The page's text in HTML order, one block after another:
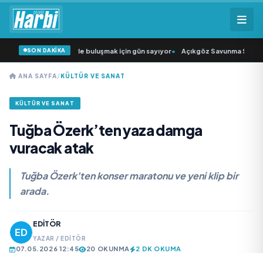
SON DAKİKA
Şarkıcısı” seyircisiyle buluşmak için gün sayıyor• Açıkgöz Savunma Sanayi
ANA SAYFA/KÜLTÜR VE SANAT
KÜLTÜR VE SANAT
Tuğba Özerk’ten yaza damga
vuracak atak
Tuğba Özerk'ten konser maratonu ve yeni klip bir
arada.
EDITÖR
YAZAR / EDITÖR
07.05.2026 12:45 20 OKUNMA 2 DK OKUMA